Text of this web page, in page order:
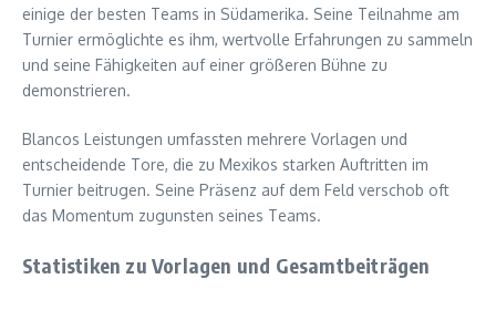
einige der besten Teams in Südamerika. Seine Teilnahme am
Turnier ermöglichte es ihm, wertvolle Erfahrungen zu sammeln
und seine Fähigkeiten auf einer größeren Bühne zu
demonstrieren.
Blancos Leistungen umfassten mehrere Vorlagen und
entscheidende Tore, die zu Mexikos starken Auftritten im
Turnier beitrugen. Seine Präsenz auf dem Feld verschob oft
das Momentum zugunsten seines Teams.
Statistiken zu Vorlagen und Gesamtbeiträgen